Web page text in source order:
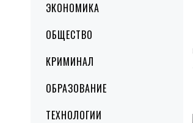
ЭКОНОМИКА
ОБЩЕСТВО
КРИМИНАЛ
ОБРАЗОВАНИЕ
ТЕХНОЛОГИИ